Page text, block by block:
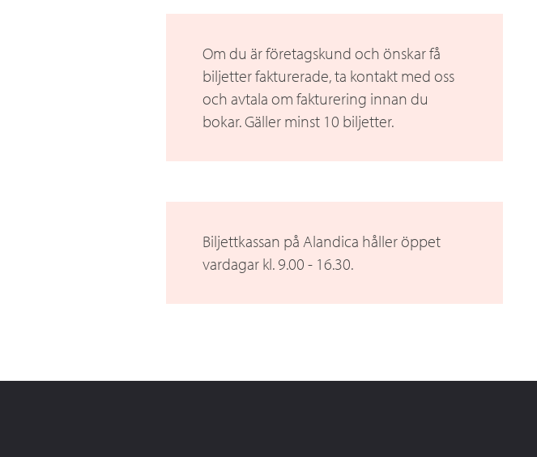
Om du är företagskund och önskar få
biljetter fakturerade, ta kontakt med oss
och avtala om fakturering innan du
bokar. Gäller minst 10 biljetter.
Biljettkassan på Alandica håller öppet
vardagar kl. 9.00 - 16.30.